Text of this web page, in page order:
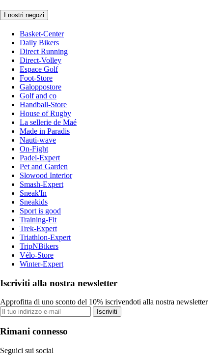
I nostri negozi
Basket-Center
Daily Bikers
Direct Running
Direct-Volley
Espace Golf
Foot-Store
Galoppostore
Golf and co
Handball-Store
House of Rugby
La sellerie de Maé
Made in Paradis
Nauti-wave
On-Fight
Padel-Expert
Pet and Garden
Slowood Interior
Smash-Expert
Sneak'In
Sneakids
Sport is good
Training-Fit
Trek-Expert
Triathlon-Expert
TripNBikers
Vélo-Store
Winter-Expert
Iscriviti alla nostra newsletter
Approfitta di uno sconto del 10% iscrivendoti alla nostra newsletter
Iscriviti
Rimani connesso
Seguici sui social